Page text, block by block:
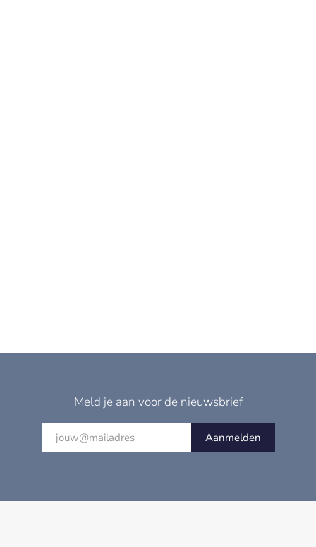
Meld je aan voor de nieuwsbrief
Aanmelden